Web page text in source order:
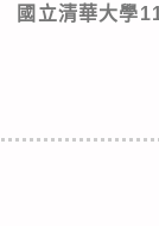
國立清華大學